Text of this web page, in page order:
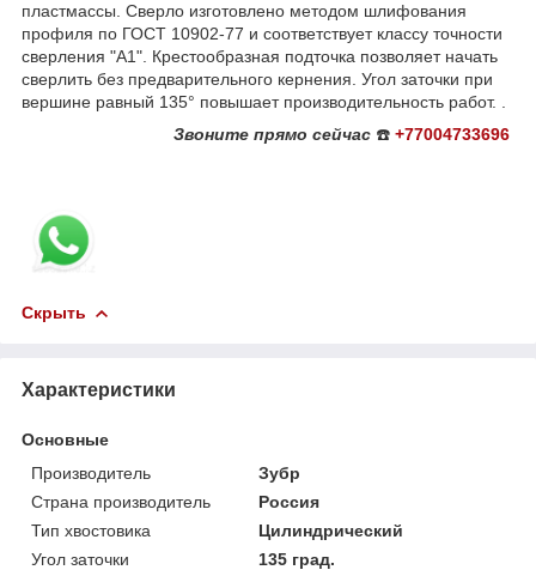
пластмассы. Сверло изготовлено методом шлифования
профиля по ГОСТ 10902-77 и соответствует классу точности
сверления "А1". Крестообразная подточка позволяет начать
сверлить без предварительного кернения. Угол заточки при
вершине равный 135° повышает производительность работ. .
Звоните прямо сейчас ☎️ +77004733696
Скрыть
Характеристики
Основные
Производитель
Зубр
Страна производитель
Россия
Тип хвостовика
Цилиндрический
Угол заточки
135 град.